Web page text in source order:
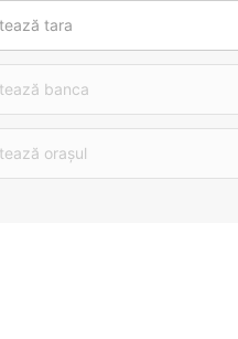
tara
banca
orașul